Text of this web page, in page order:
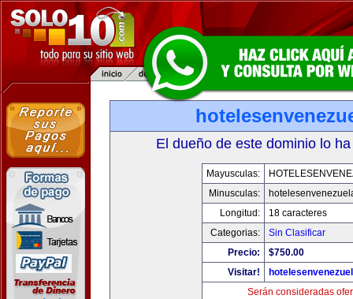
El dueño de este dominio lo
Mayusculas:
Minusculas:
Longitud:
18 caracteres
Categorias:
Sin Clasificar
Precio:
$750.00
Visitar!
Serán consideradas